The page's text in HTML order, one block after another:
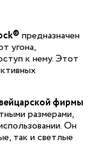
предназначен
угона,
к нему. Этот
фирмы
размерами,
Он
так и светлые